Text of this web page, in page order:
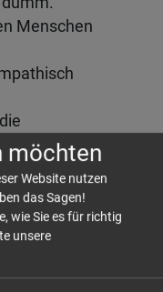
Menschen
Beziehung
ist "IT
möchten
Website nutzen
das Sagen!
wie Sie es für richtig
unsere